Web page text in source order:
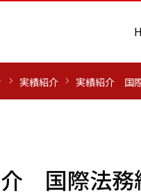
実績紹介 実績紹介 国
国際法務